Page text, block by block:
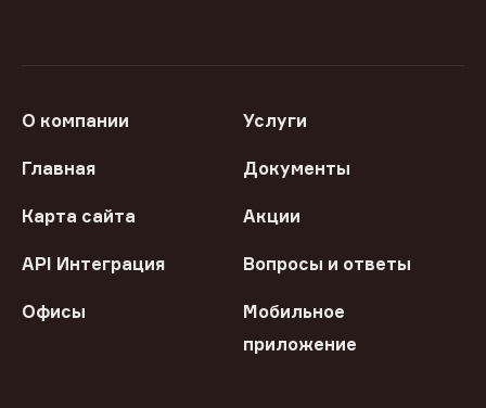
О компании Услуги
Главная Документы
Карта сайта Акции
API Интеграция Вопросы и ответы
Офисы
Мобильное
приложение